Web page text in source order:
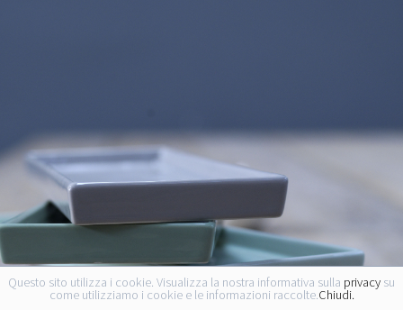
Questo sito utilizza i cookie. Visualizza la nostra informativa sulla privacy su
come utilizziamo i cookie e le informazioni raccolte.Chiudi.